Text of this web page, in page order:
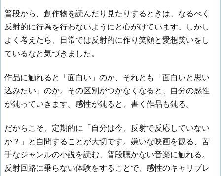
普段から、創作物を読んだり見たりするときは、なるべく
反射的に行為を行わないようにと心がけています。しかし
よく考えたら、日常では反射的に作り笑顔と愛想笑いをし
ているなと気づきました。
作品に触れると「面白い」のか、それとも「面白いと思い
込みたい」のか。その区別がつかなくなると、自分の感性
が鈍っていきます。感性が鈍ると、書く作品も鈍る。
だからこそ、定期的に「自分は今、反射で反応していない
か？」と自問することが大切です。嫌いな映画を観る、苦
手なジャンルの小説を読む、普段聴かない音楽に触れる。
反射回路に乗らない体験をすることで、感性のキャリブレ